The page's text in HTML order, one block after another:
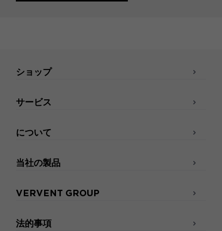
ショップ
サービス
について
当社の製品
VERVENT GROUP
法的事項